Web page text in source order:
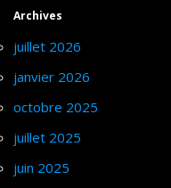
Archives
juillet 2026
janvier 2026
octobre 2025
juillet 2025
juin 2025